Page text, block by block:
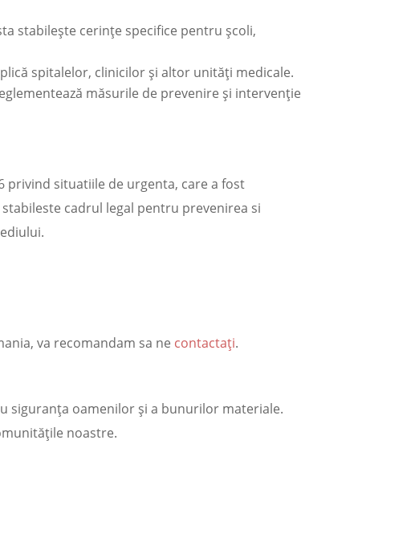
stabilește cerințe specifice pentru școli,
spitalelor, clinicilor și altor unități medicale.
măsurile de prevenire și intervenție
privind situatiile de urgenta, care a fost
cadrul legal pentru prevenirea si
va recomandam sa ne contactaţi.
siguranța oamenilor și a bunurilor materiale.
noastre.